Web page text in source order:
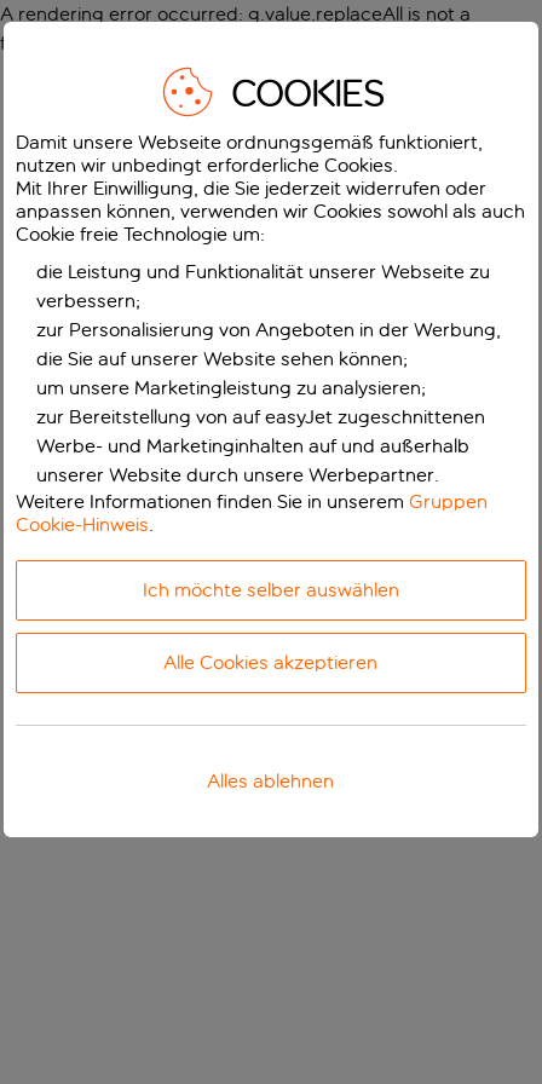
A rendering error occurred: g.value.replaceAll is not a
function
COOKIES
Damit unsere Webseite ordnungsgemäß funktioniert,
nutzen wir unbedingt erforderliche Cookies.
Mit Ihrer Einwilligung, die Sie jederzeit widerrufen oder
anpassen können, verwenden wir Cookies sowohl als auch
Cookie freie Technologie um:
die Leistung und Funktionalität unserer Webseite zu
verbessern;
zur Personalisierung von Angeboten in der Werbung,
die Sie auf unserer Website sehen können;
um unsere Marketingleistung zu analysieren;
zur Bereitstellung von auf easyJet zugeschnittenen
Werbe- und Marketinginhalten auf und außerhalb
unserer Website durch unsere Werbepartner.
Weitere Informationen finden Sie in unseremGruppen
Cookie-Hinweis.
Ich möchte selber auswählen
Alle Cookies akzeptieren
Alles ablehnen